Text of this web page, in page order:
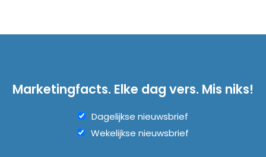
Marketingfacts. Elke dag vers. Mis niks!
Dagelijkse nieuwsbrief
Wekelijkse nieuwsbrief